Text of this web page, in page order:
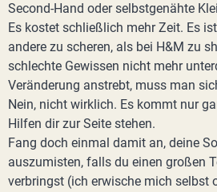
Second-Hand oder selbstgenähte
Es kostet schließlich mehr Zeit. Es
andere zu scheren, als bei H&M zu
schlechte Gewissen nicht mehr
Veränderung anstrebt, muss man
Nein, nicht wirklich. Es kommt nur
Hilfen dir zur Seite stehen.
Fang doch einmal damit an, deine
auszumisten, falls du einen großen
verbringst (ich erwische mich selbst